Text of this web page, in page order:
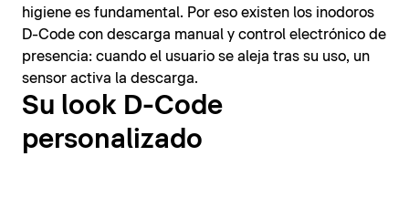
higiene es fundamental. Por eso existen los inodoros
D-Code con descarga manual y control electrónico de
presencia: cuando el usuario se aleja tras su uso, un
sensor activa la descarga.
Su look D-Code
personalizado